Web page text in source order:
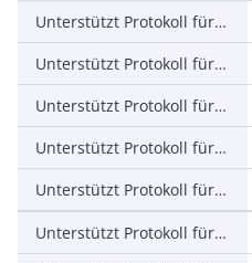
Unterstützt Protokoll für PROFINET CBA
Unterstützt Protokoll für SERCOS
Unterstützt Protokoll für Foundation Fieldbus
Unterstützt Protokoll für EtherNet/IP
Unterstützt Protokoll für AS-Interface Safety at Work
Unterstützt Protokoll für DeviceNet Safety